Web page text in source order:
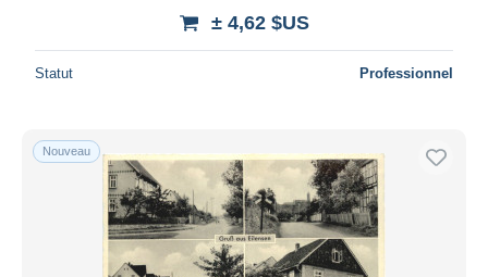
± 4,62 $US
Statut Professionnel
Nouveau